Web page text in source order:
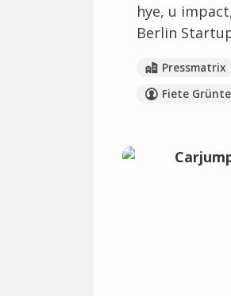
hye, u
Berlin
Pressmatrix
Fiete